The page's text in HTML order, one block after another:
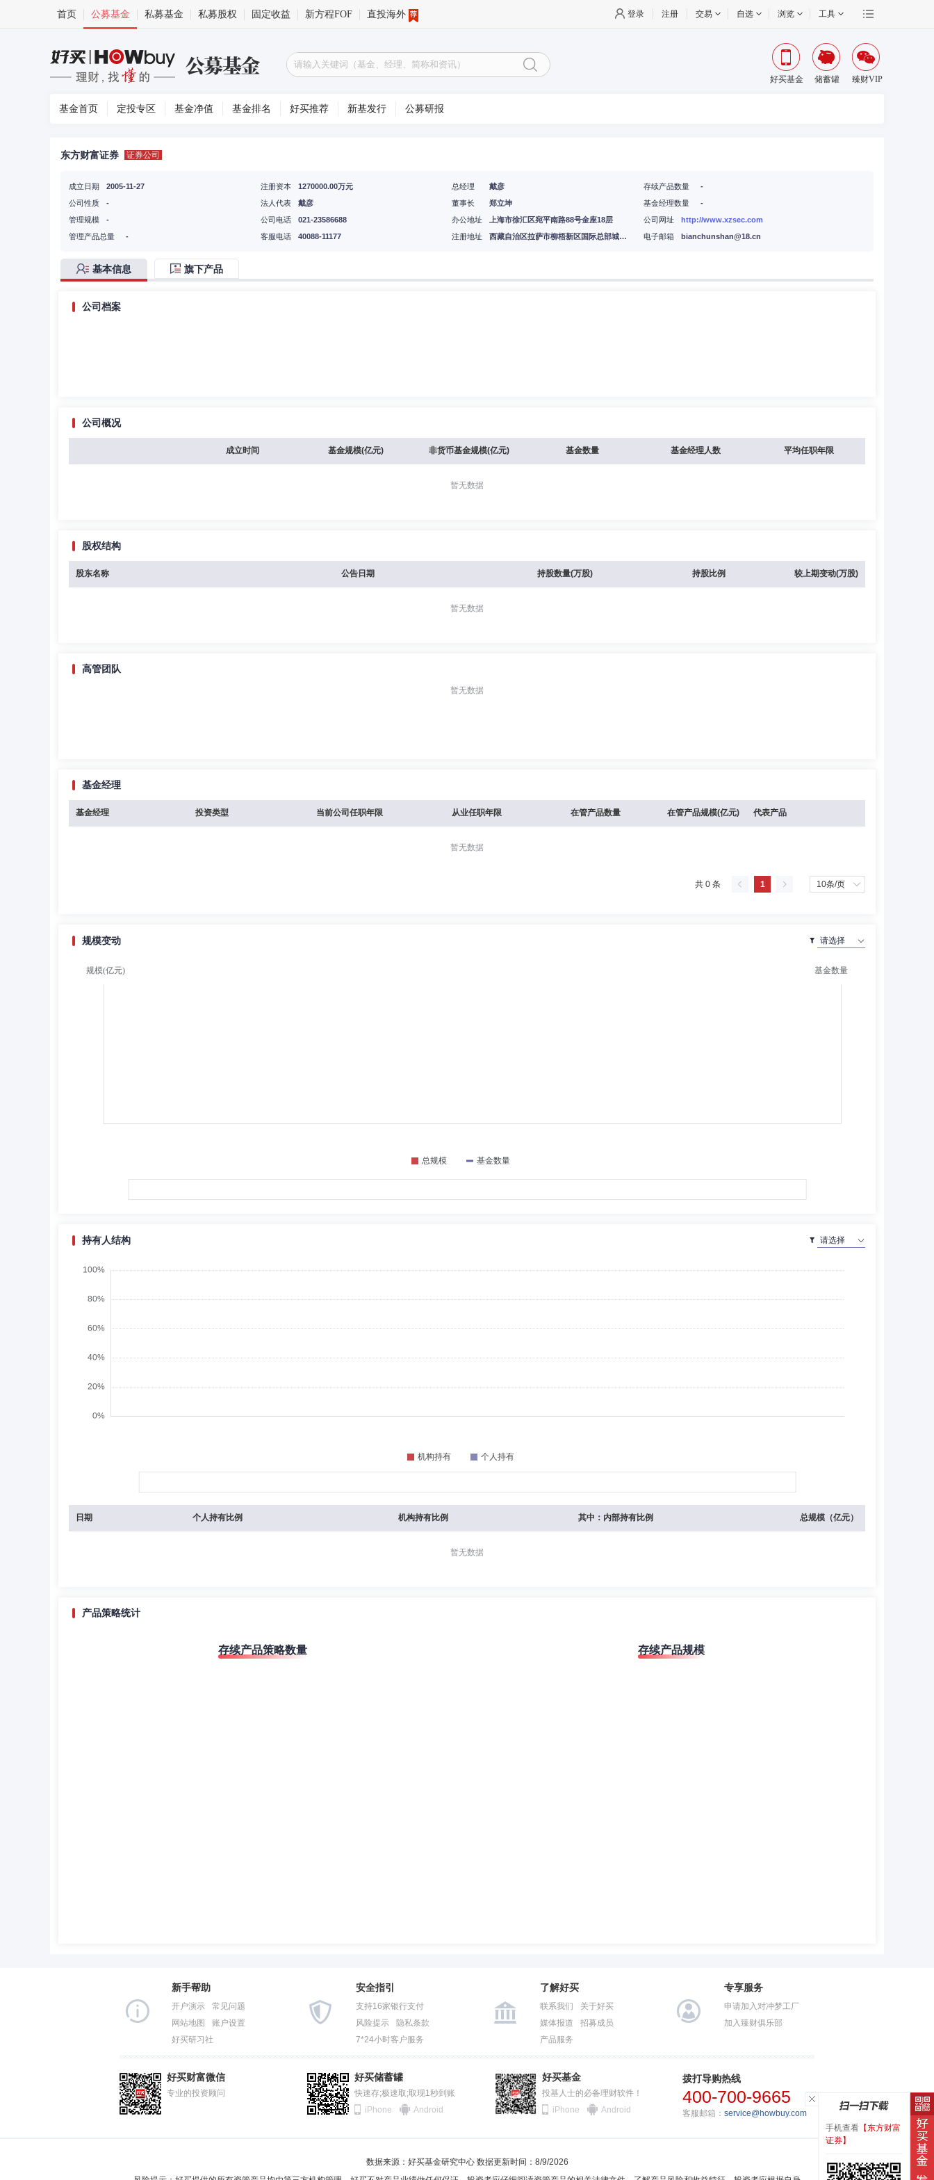
首页 公募基金 私募基金 私募股权 固定收益 新方程FOF 直投海外 登录 注册 交易 自选 浏览 工具
好买基金 储蓄罐 臻财VIP
基金首页 定投专区 基金净值 基金排名 好买推荐 新基发行 公募研报
东方财富证券 证券公司
成立日期
2005-11-27
公司性质
-
注册资本
1270000.00万元
法人代表
戴彦
总经理
戴彦
董事长
郑立坤
存续产品数量
-
基金经理数量
-
管理规模
-
管理产品总量
-
公司电话
021-23586688
客服电话
40088-11177
办公地址
上海市徐汇区宛平南路88号金座18层
注册地址
西藏自治区拉萨市柳梧新区国际总部城10栋楼
公司网址
http://www.xzsec.com
电子邮箱
bianchunshan@18.cn
基本信息 旗下产品
公司档案
公司概况
成立时间 基金规模(亿元) 非货币基金规模(亿元) 基金数量 基金经理人数 平均任职年限
暂无数据
股权结构
股东名称 公告日期 持股数量(万股) 持股比例 较上期变动(万股)
暂无数据
高管团队
暂无数据
基金经理
基金经理 投资类型 当前公司任职年限 从业任职年限 在管产品数量 在管产品规模(亿元) 代表产品
暂无数据
共 0 条 1
规模变动
持有人结构
日期 个人持有比例 机构持有比例 其中：内部持有比例 总规模（亿元）
暂无数据
产品策略统计
存续产品策略数量 存续产品规模
手机查看 【东方财富
证券】
新手帮助
开户演示
常见问题
网站地图
账户设置
好买研习社
安全指引
支持16家银行支付
风险提示
隐私条款
7*24小时客户服务
了解好买
联系我们
关于好买
媒体报道
招募成员
产品服务
专享服务
申请加入对冲梦工厂
加入臻财俱乐部
好买财富微信
专业的投资顾问
好买储蓄罐
快速存;极速取;取现1秒到账
iPhone
Android
好买基金
投基人士的必备理财软件！
iPhone
Android
拨打导购热线
400-700-9665
客服邮箱： service@howbuy.com
数据来源：好买基金研究中心 数据更新时间：8/9/2026